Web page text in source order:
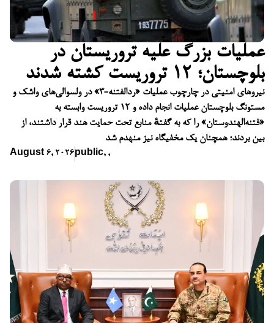
عملیات بزرگ علیه تروریستان در
بلوچستان؛ ۱۲ تروریست کشته شدند
نیروهای امنیتی در چارچوب عملیات «ردالفتنه-۳» در ولسوالی‌های واشک و
مستونگ بلوچستان عملیات انجام داده و ۱۲ تروریست وابسته به
«فتنه‌الهندوستان» را که به گفتهٔ منابع تحت حمایت هند قرار داشتند، از
بین بردند؛ همچنان یک مخفیگاه نیز منهدم شد
August 6, 2026 public, ,